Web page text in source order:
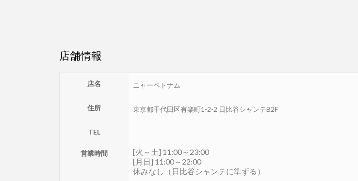
店舗情報
店名 ニャーベトナム
住所 東京都千代田区有楽町1-2-2 日比谷シャンテB2F
TEL
営業時間
[火～土] 11:00～23:00
[月日] 11:00～22:00
休みなし（日比谷シャンテに準ずる）